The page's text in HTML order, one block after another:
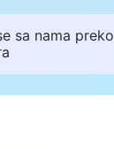
sa nama preko